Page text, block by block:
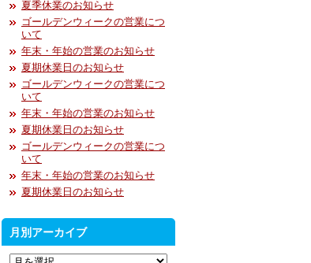
夏季休業のお知らせ
ゴールデンウィークの営業につ
いて
年末・年始の営業のお知らせ
夏期休業日のお知らせ
ゴールデンウィークの営業につ
いて
年末・年始の営業のお知らせ
夏期休業日のお知らせ
ゴールデンウィークの営業につ
いて
年末・年始の営業のお知らせ
夏期休業日のお知らせ
月別アーカイブ